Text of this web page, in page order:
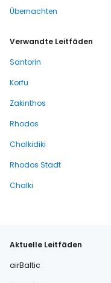
Übernachten
Verwandte Leitfäden
Santorin
Korfu
Zakinthos
Rhodos
Chalkidiki
Rhodos Stadt
Chalki
Aktuelle Leitfäden
airBaltic